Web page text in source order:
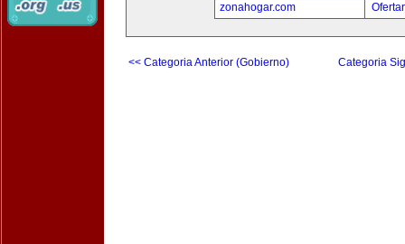
zonahogar.com
<< Categoria Anterior (Gobierno) Categoria